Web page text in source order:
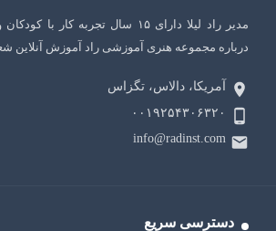
مدیر راد لیلا دارای ۱۵ سال تجربه
درباره مجموعه هنری آموزشی راد آموزش آنلاین
آمریکا، دالاس، تگزاس
۰۰۱۹۲۵۴۳۰۶۳۲۰
info@radinst.com
دسترسی سریع